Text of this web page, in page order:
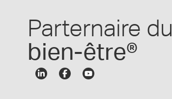
Parternaire du
bien-être®